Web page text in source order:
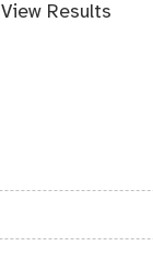
View Results